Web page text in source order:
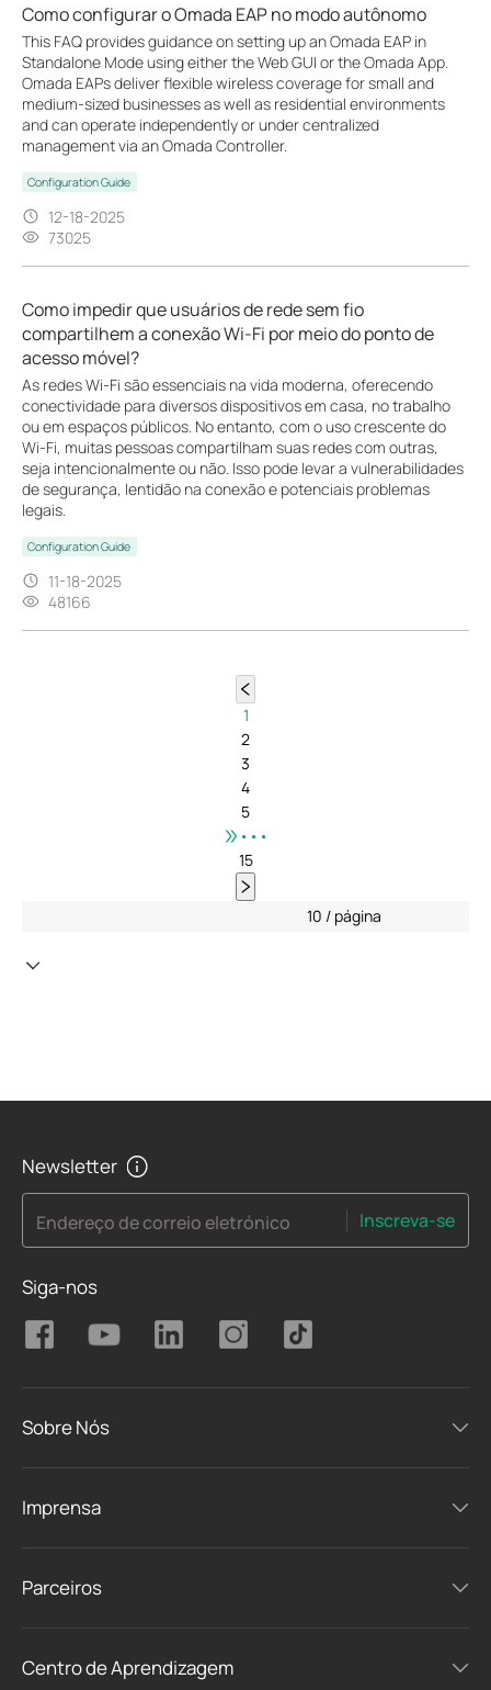
Como configurar o Omada EAP no modo autônomo
This FAQ provides guidance on setting up an Omada EAP in
Standalone Mode using either the Web GUI or the Omada App.
Omada EAPs deliver flexible wireless coverage for small and
medium-sized businesses as well as residential environments
and can operate independently or under centralized
management via an Omada Controller.
Configuration Guide
12-18-2025
73025
Como impedir que usuários de rede sem fio
compartilhem a conexão Wi-Fi por meio do ponto de
acesso móvel?
As redes Wi-Fi são essenciais na vida moderna, oferecendo
conectividade para diversos dispositivos em casa, no trabalho
ou em espaços públicos. No entanto, com o uso crescente do
Wi-Fi, muitas pessoas compartilham suas redes com outras,
seja intencionalmente ou não. Isso pode levar a vulnerabilidades
de segurança, lentidão na conexão e potenciais problemas
legais.
Configuration Guide
11-18-2025
48166
1
2
3
4
5
•••
15
10 / página
Newsletter
Endereço de correio eletrónico Inscreva-se
Siga-nos
Sobre Nós
Imprensa
Parceiros
Centro de Aprendizagem